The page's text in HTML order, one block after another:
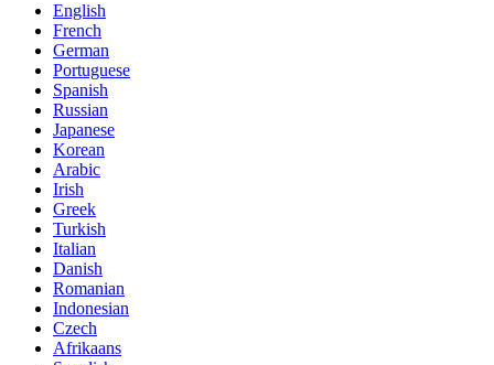
English
French
German
Portuguese
Spanish
Russian
Japanese
Korean
Arabic
Irish
Greek
Turkish
Italian
Danish
Romanian
Indonesian
Czech
Afrikaans